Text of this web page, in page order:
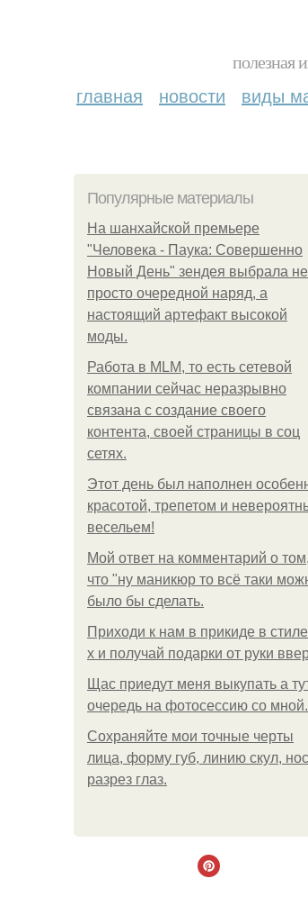
полезная
главная новости виды
Популярные материалы
На шанхайской премьере
"Человека - Паука: Совершенно
Новый День" зендея выбрала не
просто очередной наряд, а
настоящий артефакт высокой
моды.
Работа в MLM, то есть сетевой
компании сейчас неразрывно
связана с создание своего
контента, своей страницы в соц
сетях.
Этот день был наполнен
красотой, трепетом и
весельем!
Мой ответ на комментарий о том,
что "ну маникюр то всё таки
было бы сделать.
Приходи к нам в прикиде в
х и получай подарки от руки
Щас приедут меня выкупать а
очередь на фотосессию со мной.
Сохраняйте мои точные черты
лица, форму губ, линию скул,
разрез глаз.